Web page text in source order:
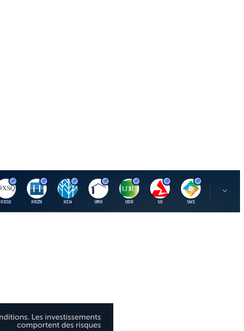
O
OXSQ
H
HRZN
H
HIW
U
UMH
U
UDR
S
SO
S
SWX
S